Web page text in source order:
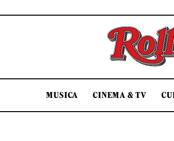
MUSICA CINEMA & TV